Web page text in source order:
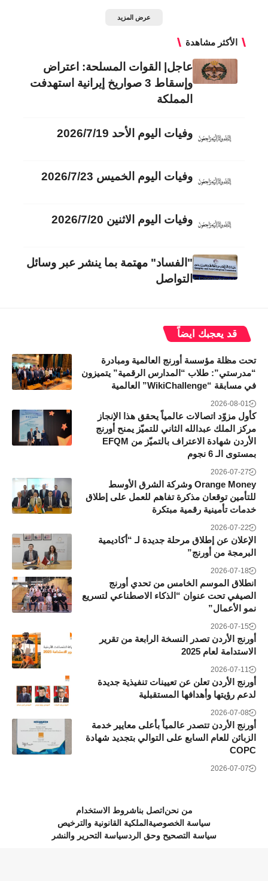
عرض المزيد
الأكثر مشاهدة
عاجل| القوات المسلحة: اعتراض
وإسقاط 3 صواريخ إيرانية استهدفت
المملكة
وفيات اليوم الأحد 2026/7/19
وفيات اليوم الخميس 2026/7/23
وفيات اليوم الاثنين 2026/7/20
"الفساد" مهتمة بما ينشر عبر وسائل
التواصل
قد يعجبك ايضاً
تحت مظلة مؤسسة أورنج العالمية ومبادرة
“مدرستي”: طلاب “المدارس الرقمية” يتميزون
في مسابقة “WikiChallenge” العالمية
2026-08-01
كأول مزوّد اتصالات عالمياً يحقق هذا الإنجاز
مركز الملك عبدالله الثاني للتميّز يمنح أورنج
الأردن شهادة الاعتراف بالتميّز من EFQM
بمستوى الـ 6 نجوم
2026-07-27
Orange Money وشركة الشرق الأوسط
للتأمين توقعان مذكرة تفاهم للعمل على إطلاق
خدمات تأمينية رقمية مبتكرة
2026-07-22
الإعلان عن إطلاق مرحلة جديدة لـ “أكاديمية
البرمجة من أورنج”
2026-07-18
انطلاق الموسم الخامس من تحدي أورنج
الصيفي تحت عنوان “الذكاء الاصطناعي لتسريع
نمو الأعمال”
2026-07-15
أورنج الأردن تصدر النسخة الرابعة من تقرير
الاستدامة لعام 2025
2026-07-11
أورنج الأردن تعلن عن تعيينات تنفيذية جديدة
لدعم رؤيتها وأهدافها المستقبلية
2026-07-08
أورنج الأردن تتصدر عالمياً بأعلى معايير خدمة
الزبائن للعام السابع على التوالي بتجديد شهادة
COPC
2026-07-07
من نحن اتصل بناشروط الاستخدام
سياسة الخصوصية الملكية القانونية والترخيص
سياسة التصحيح وحق الردسياسة التحرير والنشر